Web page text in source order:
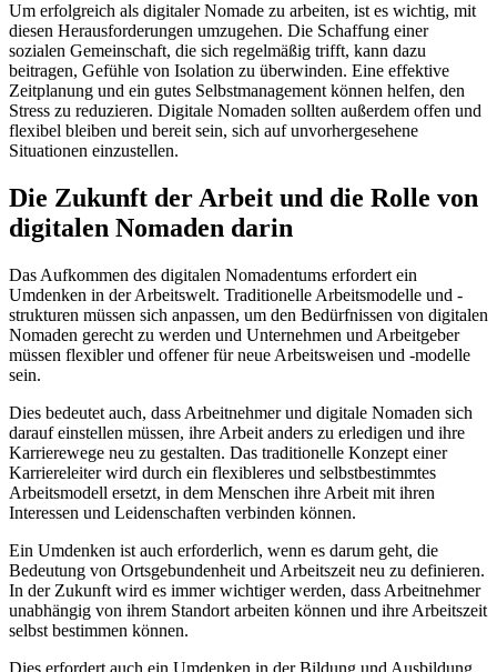
Um erfolgreich als digitaler Nomade zu arbeiten, ist es wichtig, mit
diesen Herausforderungen umzugehen. Die Schaffung einer
sozialen Gemeinschaft, die sich regelmäßig trifft, kann dazu
beitragen, Gefühle von Isolation zu überwinden. Eine effektive
Zeitplanung und ein gutes Selbstmanagement können helfen, den
Stress zu reduzieren. Digitale Nomaden sollten außerdem offen und
flexibel bleiben und bereit sein, sich auf unvorhergesehene
Situationen einzustellen.
Die Zukunft der Arbeit und die Rolle von
digitalen Nomaden darin
Das Aufkommen des digitalen Nomadentums erfordert ein
Umdenken in der Arbeitswelt. Traditionelle Arbeitsmodelle und -
strukturen müssen sich anpassen, um den Bedürfnissen von digitalen
Nomaden gerecht zu werden und Unternehmen und Arbeitgeber
müssen flexibler und offener für neue Arbeitsweisen und -modelle
sein.
Dies bedeutet auch, dass Arbeitnehmer und digitale Nomaden sich
darauf einstellen müssen, ihre Arbeit anders zu erledigen und ihre
Karrierewege neu zu gestalten. Das traditionelle Konzept einer
Karriereleiter wird durch ein flexibleres und selbstbestimmtes
Arbeitsmodell ersetzt, in dem Menschen ihre Arbeit mit ihren
Interessen und Leidenschaften verbinden können.
Ein Umdenken ist auch erforderlich, wenn es darum geht, die
Bedeutung von Ortsgebundenheit und Arbeitszeit neu zu definieren.
In der Zukunft wird es immer wichtiger werden, dass Arbeitnehmer
unabhängig von ihrem Standort arbeiten können und ihre Arbeitszeit
selbst bestimmen können.
Dies erfordert auch ein Umdenken in der Bildung und Ausbildung.